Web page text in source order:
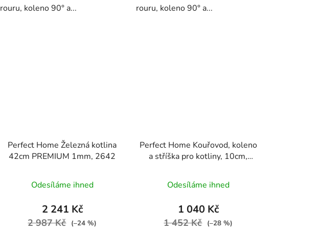
rouru, koleno 90° a...
rouru, koleno 90° a...
Perfect Home Železná kotlina
42cm PREMIUM 1mm, 2642
Odesíláme ihned
2 241 Kč
2 987 Kč (–24 %)
Perfect Home Kouřovod, koleno
a stříška pro kotliny, 10cm,
Odesíláme ihned
1 040 Kč
1 452 Kč (–28 %)